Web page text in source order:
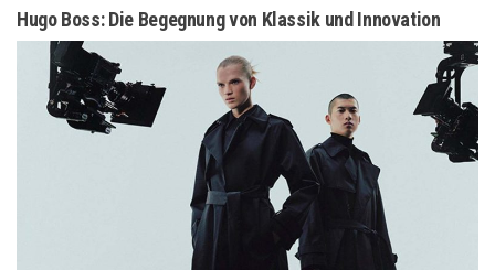
Hugo Boss: Die Begegnung von Klassik und Innovation